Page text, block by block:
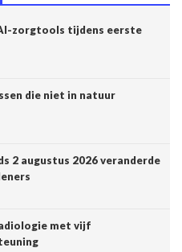
zorgtools tijdens eerste
die niet in natuur
2 augustus 2026 veranderde
met vijf